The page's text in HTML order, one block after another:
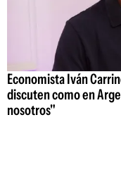
Economista Iván
discuten como en
nosotros"